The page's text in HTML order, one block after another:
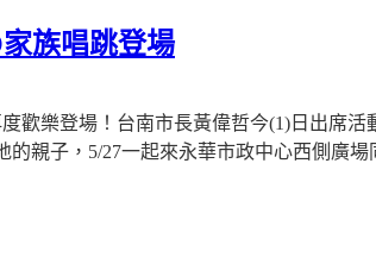
族唱跳登場
歡樂登場！台南市長黃偉哲今(1) 日出席活
的親子， 5/27一起來永華市政中心西側廣場